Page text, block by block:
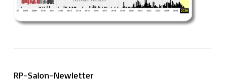
RP-Salon-Newletter